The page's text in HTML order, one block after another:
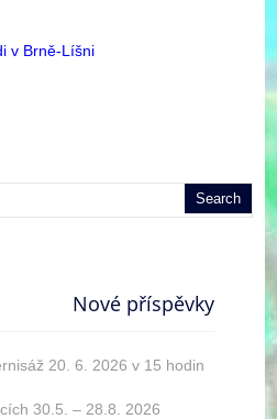
v Brně-Líšni
Nové příspěvky
20. 6. 2026 v 15 hodin
30.5. – 28.8. 2026